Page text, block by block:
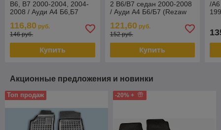
B6, B7 2000-2004, 2004-
2008 / Ауди А4 Б6,Б7
116,80 руб.
146 руб.
Купить
2 B6/B7 седан 2000-2008
/ Ауди А4 Б6/Б7 (Rezaw
121,60руб.
152 руб.
Купить
/
Акционные предложения и новинки
Топ продаж -20% +